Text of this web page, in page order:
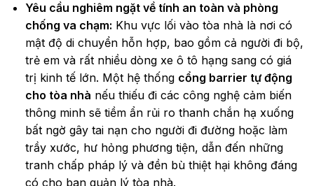
Yêu cầu nghiêm ngặt về tính an toàn và phòng
chống va chạm: Khu vực lối vào tòa nhà là nơi có
mật độ di chuyển hỗn hợp, bao gồm cả người đi bộ,
trẻ em và rất nhiều dòng xe ô tô hạng sang có giá
trị kinh tế lớn. Một hệ thống cổng barrier tự động
cho tòa nhà nếu thiếu đi các công nghệ cảm biến
thông minh sẽ tiềm ẩn rủi ro thanh chắn hạ xuống
bất ngờ gây tai nạn cho người đi đường hoặc làm
trầy xước, hư hỏng phương tiện, dẫn đến những
tranh chấp pháp lý và đền bù thiệt hại không đáng
có cho ban quản lý tòa nhà.